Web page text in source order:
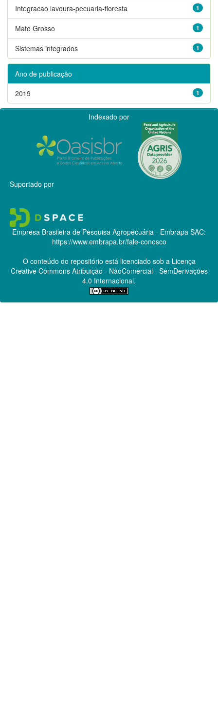
1
Integracao lavoura-pecuaria-floresta
1
Mato Grosso
1
Sistemas integrados
Ano de publicação
1
2019
Indexado por
Suportado por
Empresa Brasileira de Pesquisa Agropecuária - Embrapa SAC:
https://www.embrapa.br/fale-conosco
O conteúdo do repositório está licenciado sob a Licença
Creative CommonsAtribuição - NãoComercial - SemDerivações
4.0 Internacional.